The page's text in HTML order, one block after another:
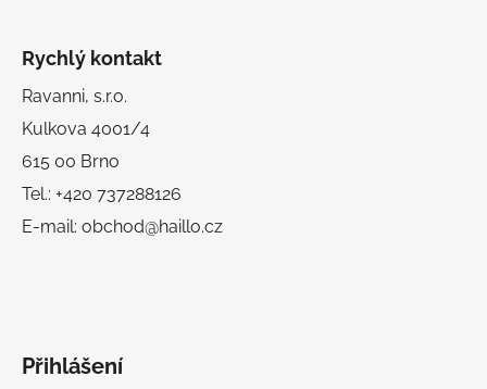
Rychlý kontakt
Ravanni, s.r.o.
Kulkova 4001/4
615 00 Brno
Tel.: +420 737288126
E-mail: obchod@haillo.cz
Přihlášení